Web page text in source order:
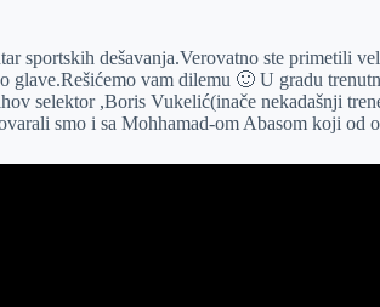
sportskih dešavanja.Verovatno ste primetili
glave.Rešićemo vam dilemu 🙂 U gradu
selektor ,Boris Vukelić(inače nekadašnji
smo i sa Mohhamad-om Abasom koji od